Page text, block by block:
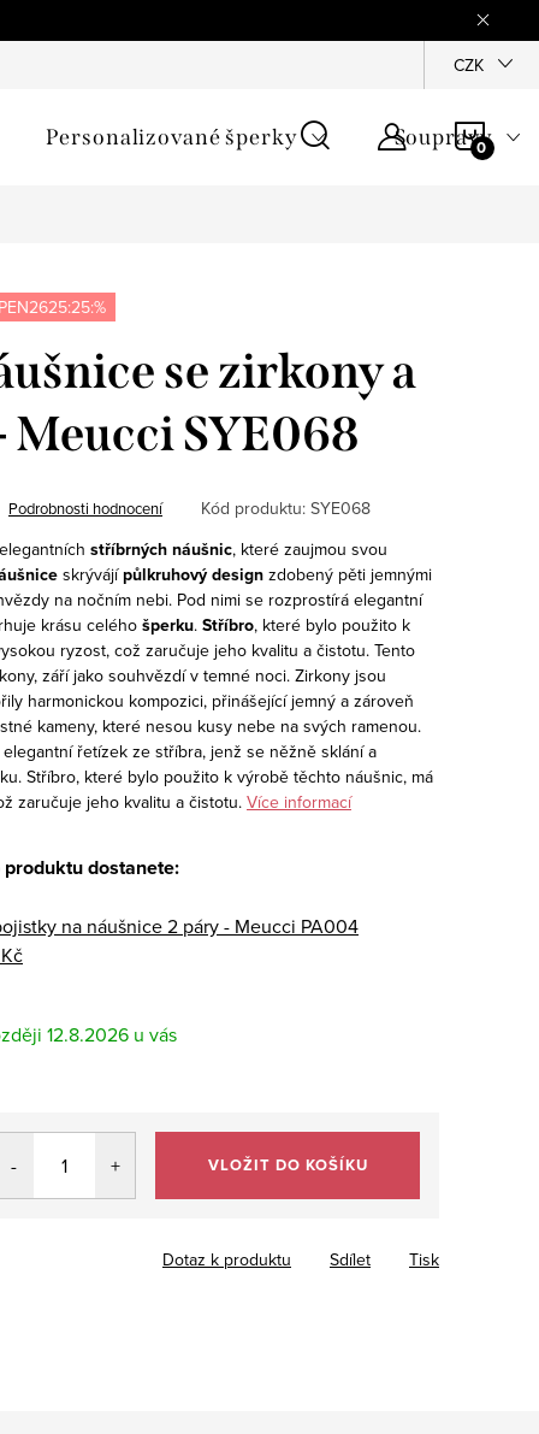
Jak
CZK
Personalizované šperky Soupravy
se zirkony a
SYE068
Podrobnosti hodnocení Kód produktu: SYE068
stříbrných náušnic, které zaujmou svou
skrývájípůlkruhový design zdobený pěti jemnými
na nočním nebi. Pod nimi se rozprostírá elegantní
krásu celého šperku. Stříbro, které bylo použito k
ryzost, což zaručuje jeho kvalitu a čistotu. Tento
září jako souhvězdí v temné noci. Zirkony jsou
harmonickou kompozici, přinášející jemný a zároveň
kameny, které nesou kusy nebe na svých ramenou.
řetízek ze stříbra, jenž se něžně sklání a
Stříbro, které bylo použito k výrobě těchto náušnic, má
zaručuje jeho kvalitu a čistotu. Více informací
dostanete:
na náušnice 2 páry - Meucci PA004
12.8.2026
VLOŽIT DO KOŠÍKU
Tisk
Dotaz k produktu Sdílet